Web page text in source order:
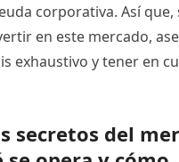
corporativa. Así que,
en este mercado,
exhaustivo y tener en
secretos del